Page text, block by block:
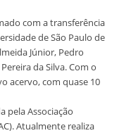
com a transferência
de São Paulo de
Júnior, Pedro
da Silva. Com o
acervo, com quase 10
pela Associação
Atualmente realiza